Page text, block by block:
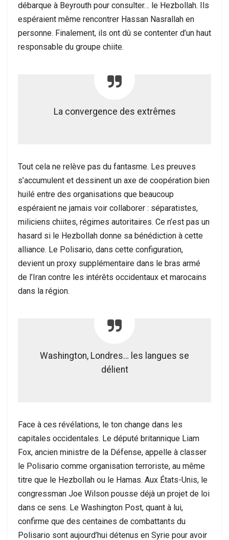
débarque à Beyrouth pour consulter… le Hezbollah. Ils
espéraient même rencontrer Hassan Nasrallah en
personne. Finalement, ils ont dû se contenter d’un haut
responsable du groupe chiite.
La convergence des extrêmes
Tout cela ne relève pas du fantasme. Les preuves
s’accumulent et dessinent un axe de coopération bien
huilé entre des organisations que beaucoup
espéraient ne jamais voir collaborer : séparatistes,
miliciens chiites, régimes autoritaires. Ce n’est pas un
hasard si le Hezbollah donne sa bénédiction à cette
alliance. Le Polisario, dans cette configuration,
devient un proxy supplémentaire dans le bras armé
de l’Iran contre les intérêts occidentaux et marocains
dans la région.
Washington, Londres… les langues se
délient
Face à ces révélations, le ton change dans les
capitales occidentales. Le député britannique Liam
Fox, ancien ministre de la Défense, appelle à classer
le Polisario comme organisation terroriste, au même
titre que le Hezbollah ou le Hamas. Aux États-Unis, le
congressman Joe Wilson pousse déjà un projet de loi
dans ce sens. Le Washington Post, quant à lui,
confirme que des centaines de combattants du
Polisario sont aujourd’hui détenus en Syrie pour avoir